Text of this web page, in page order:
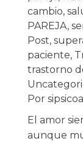
cambio,
PAREJA,
Post,
paciente,
trastorno
Por
El amor
aunque